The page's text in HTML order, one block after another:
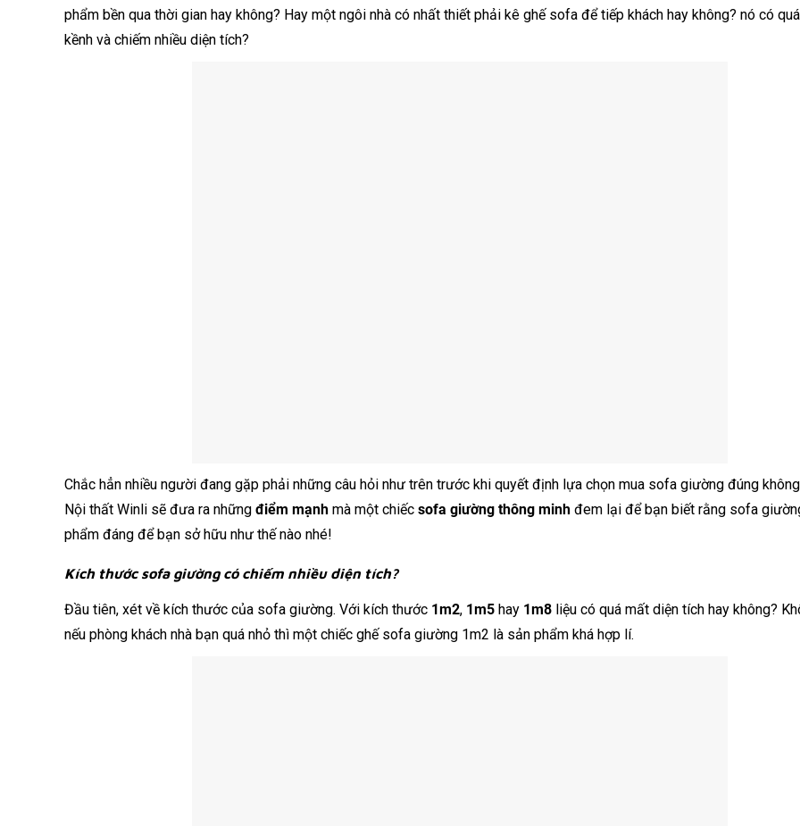
phẩm bền qua thời gian hay không? Hay một ngôi nhà có nhất thiết phải kê ghế sofa để tiếp khách hay không? nó có
kềnh và chiếm nhiều diện tích?
Chắc hẳn nhiều người đang gặp phải những câu hỏi như trên trước khi quyết định lựa chọn mua sofa giường đúng
Nội thất Winli sẽ đưa ra những điểm mạnh mà một chiếc sofa giường thông minh đem lại để bạn biết rằng sofa
phẩm đáng để bạn sở hữu như thế nào nhé!
Kích thước sofa giường có chiếm nhiều diện tích?
Đầu tiên, xét về kích thước của sofa giường. Với kích thước 1m2, 1m5 hay 1m8 liệu có quá mất diện tích hay không?
nếu phòng khách nhà bạn quá nhỏ thì một chiếc ghế sofa giường 1m2 là sản phẩm khá hợp lí.